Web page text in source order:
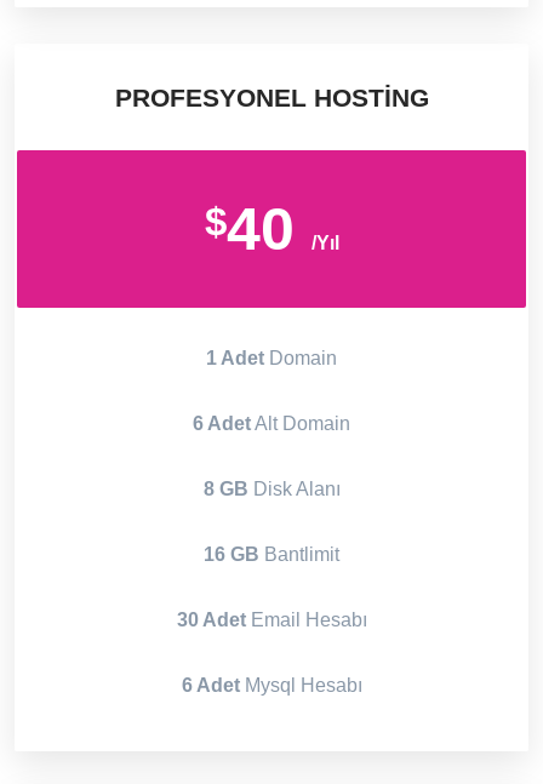
PROFESYONEL HOSTING
$40 /Yıl
1 Adet Domain
6 AdetAlt Domain
8 GB Disk Alanı
16 GB Bantlimit
30 AdetEmail Hesabı
6 AdetMysql Hesabı